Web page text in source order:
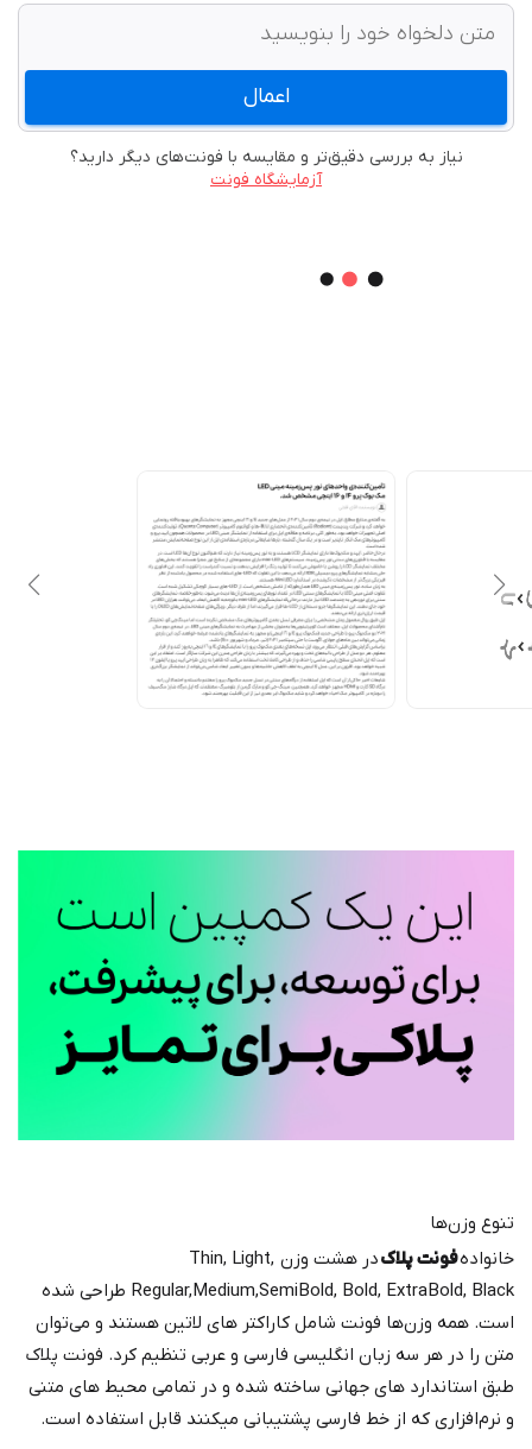
اعمال
نیاز به بررسی دقیق‌تر و مقایسه با فونت‌های دیگر دارید؟
آزمایشگاه فونت
تنوع وزن‌ها
خانوادهفونت پلاک
در هشت وزن Thin, Light,
Regular,Medium,SemiBold, Bold, ExtraBold, Black طراحی شده
است. همه وزن‌ها فونت شامل کاراکتر های لاتین هستند و می‌توان
متن را در هر سه زبان انگلیسی فارسی و عربی تنظیم کرد. فونت پلاک
طبق استاندارد های جهانی ساخته شده و در تمامی محیط های متنی
و نرم‌افزاری که از خط فارسی پشتیبانی میکنند قابل استفاده است.